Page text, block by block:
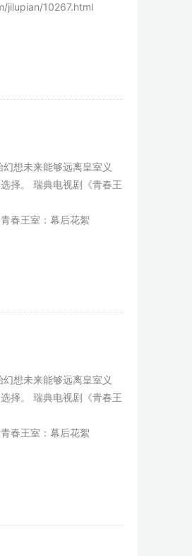
jilupian/10267.html
想未来能够远离皇室义
择。 瑞典电视剧《青春王
春王室：幕后花絮
想未来能够远离皇室义
择。 瑞典电视剧《青春王
春王室：幕后花絮